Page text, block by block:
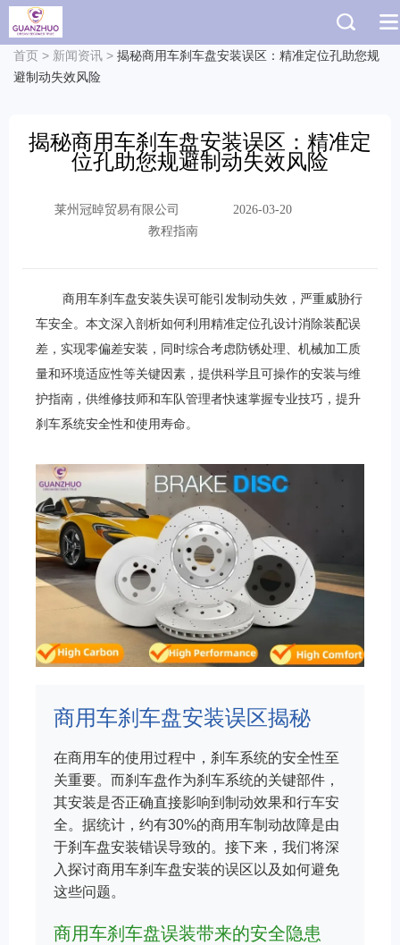
首页 > 新闻资讯 > 揭秘商用车刹车盘安装误区：精准定位孔助您规
避制动失效风险
揭秘商用车刹车盘安装误区：精准定
位孔助您规避制动失效风险
莱州冠晫贸易有限公司
2026-03-20
教程指南
商用车刹车盘安装失误可能引发制动失效，严重威胁行
车安全。本文深入剖析如何利用精准定位孔设计消除装配误
差，实现零偏差安装，同时综合考虑防锈处理、机械加工质
量和环境适应性等关键因素，提供科学且可操作的安装与维
护指南，供维修技师和车队管理者快速掌握专业技巧，提升
刹车系统安全性和使用寿命。
商用车刹车盘安装误区揭秘
在商用车的使用过程中，刹车系统的安全性至
关重要。而刹车盘作为刹车系统的关键部件，
其安装是否正确直接影响到制动效果和行车安
全。据统计，约有30%的商用车制动故障是由
于刹车盘安装错误导致的。接下来，我们将深
入探讨商用车刹车盘安装的误区以及如何避免
这些问题。
商用车刹车盘误装带来的安全隐患